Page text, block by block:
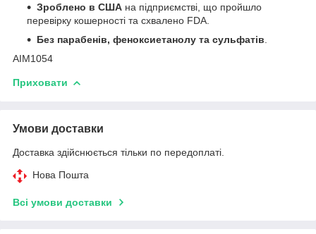
Зроблено в США на підприємстві, що пройшло
перевірку кошерності та схвалено FDA.
Без парабенів, феноксиетанолу та сульфатів
AIM1054
Приховати
Умови доставки
Доставка здійснюється тільки по передоплаті.
Нова Пошта
Всі умови доставки